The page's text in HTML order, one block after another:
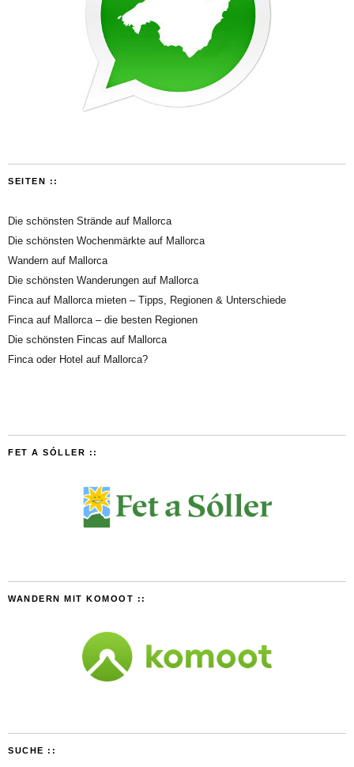
SEITEN ::
Die schönsten Strände auf Mallorca
Die schönsten Wochenmärkte auf Mallorca
Wandern auf Mallorca
Die schönsten Wanderungen auf Mallorca
Finca auf Mallorca mieten – Tipps, Regionen & Unterschiede
Finca auf Mallorca – die besten Regionen
Die schönsten Fincas auf Mallorca
Finca oder Hotel auf Mallorca?
FET A SÓLLER ::
WANDERN MIT KOMOOT ::
SUCHE ::